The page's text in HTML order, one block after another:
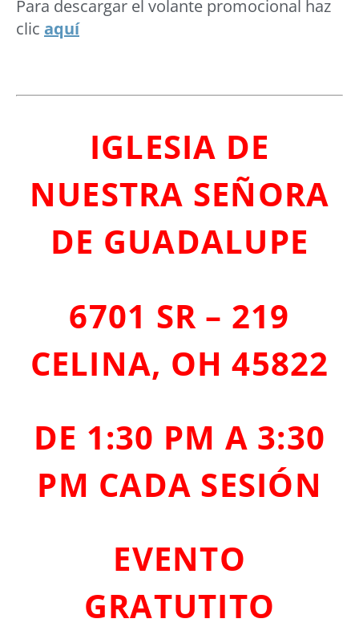
Para descargar el volante promocional haz
clic aquí
IGLESIA DE
NUESTRA SEÑORA
DE GUADALUPE
6701 SR – 219
CELINA, OH 45822
DE 1:30 PM A 3:30
PM CADA SESIÓN
EVENTO
GRATUTITO